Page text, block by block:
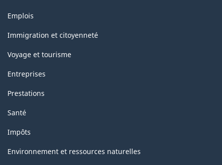
Thèmes
sujets
Emplois
Immigration et citoyenneté
Voyage et tourisme
Entreprises
Prestations
Santé
Impôts
Environnement et ressources naturelles